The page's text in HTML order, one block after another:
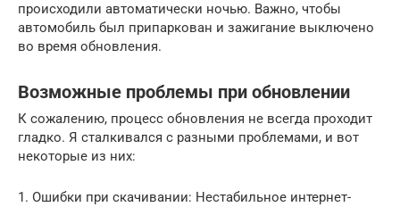
происходили автоматически ночью. Важно, чтобы
автомобиль был припаркован и зажигание выключено
во время обновления.
Возможные проблемы при обновлении
К сожалению, процесс обновления не всегда проходит
гладко. Я сталкивался с разными проблемами, и вот
некоторые из них:
1. Ошибки при скачивании: Нестабильное интернет-